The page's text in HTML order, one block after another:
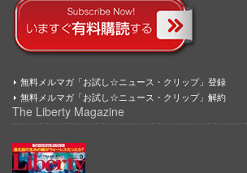
無料メルマガ「お試し☆ニュース・クリップ」登録
無料メルマガ「お試し☆ニュース・クリップ」解約
The Liberty Magazine